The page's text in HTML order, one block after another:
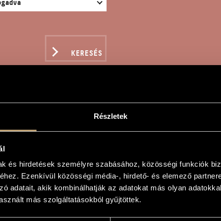
Részletek
és hirdetések személyre szabásához, közösségi funkciók
Ezenkívül közösségi média-, hirdető- és elemező
adatait, akik kombinálhatják az adatokat más olyan
más szolgáltatásokból gyűjtöttek.
KERESÉS
zenekarra